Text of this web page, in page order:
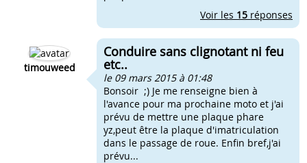
Voir les 15 réponses
timouweed
Conduire sans clignotant ni feu
etc..
le 09 mars 2015 à 01:48
Bonsoir ;) Je me renseigne bien à
l'avance pour ma prochaine moto et j'ai
prévu de mettre une plaque phare
yz,peut être la plaque d'imatriculation
dans le passage de roue. Enfin bref,j'ai
prévu...